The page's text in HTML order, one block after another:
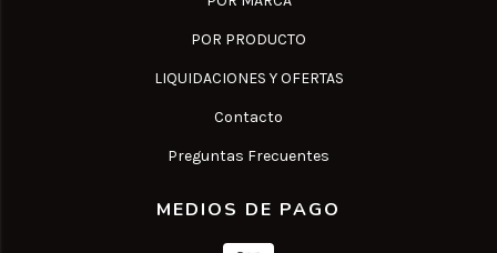
POR PRODUCTO
LIQUIDACIONES Y OFERTAS
Contacto
Preguntas Frecuentes
MEDIOS DE PAGO